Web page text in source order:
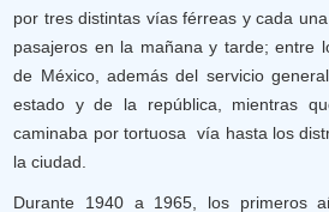
por tres distintas vías férreas y cada
pasajeros en la mañana y tarde; entre
de México, además del servicio
estado y de la república, mientras
caminaba por tortuosa vía hasta los
la ciudad.
Durante 1940 a 1965, los primeros